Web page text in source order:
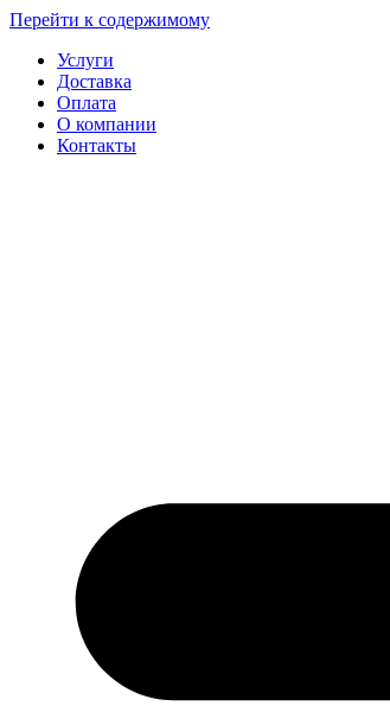
Перейти к содержимому
Услуги
Доставка
Оплата
О компании
Контакты